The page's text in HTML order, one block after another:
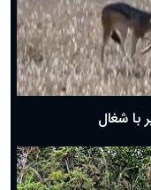
با شغال